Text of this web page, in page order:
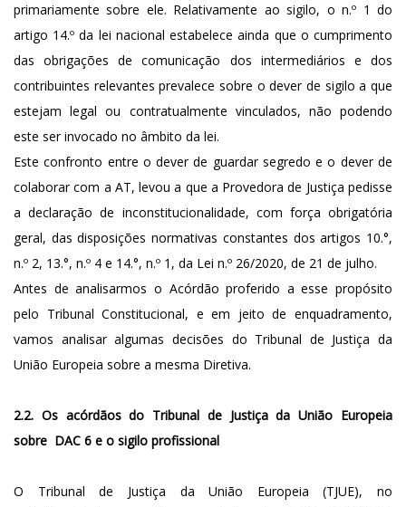
primariamente sobre ele. Relativamente ao sigilo, o n.º 1 do
artigo 14.º da lei nacional estabelece ainda que o cumprimento
das obrigações de comunicação dos intermediários e dos
contribuintes relevantes prevalece sobre o dever de sigilo a que
estejam legal ou contratualmente vinculados, não podendo
este ser invocado no âmbito da lei.
Este confronto entre o dever de guardar segredo e o dever de
colaborar com a AT, levou a que a Provedora de Justiça pedisse
a declaração de inconstitucionalidade, com força obrigatória
geral, das disposições normativas constantes dos artigos 10.°,
n.º 2, 13.°, n.º 4 e 14.°, n.º 1, da Lei n.º 26/2020, de 21 de julho.
Antes de analisarmos o Acórdão proferido a esse propósito
pelo Tribunal Constitucional, e em jeito de enquadramento,
vamos analisar algumas decisões do Tribunal de Justiça da
União Europeia sobre a mesma Diretiva.
2.2. Os acórdãos do Tribunal de Justiça da União Europeia
sobre DAC 6 e o sigilo profissional
O Tribunal de Justiça da União Europeia (TJUE), no